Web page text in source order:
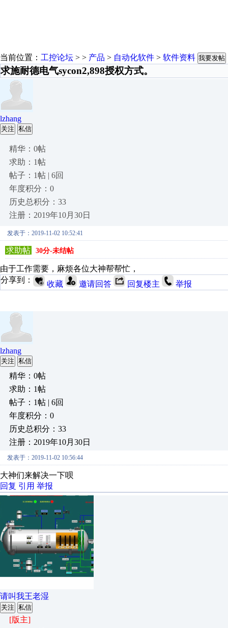
当前位置： 工控论坛 > > 产品 > 自动化软件 > 软件资料 我要发帖
求施耐德电气sycon2,898授权方式。
lzhang
关注 私信
精华：0帖
求助：1帖
帖子：1帖 | 6回
年度积分：0
历史总积分：33
注册：2019年10月30日
发表于：2019-11-02 10:52:41
求助帖 30分-未结帖
由于工作需要，麻烦各位大神帮帮忙，
分享到：
收藏 邀请回答 回复楼主 举报
lzhang
关注 私信
精华：0帖
求助：1帖
帖子：1帖 | 6回
年度积分：0
历史总积分：33
注册：2019年10月30日
发表于：2019-11-02 10:56:44
大神们来解决一下呗
回复 引用 举报
请叫我王老湿
关注 私信
[版主]